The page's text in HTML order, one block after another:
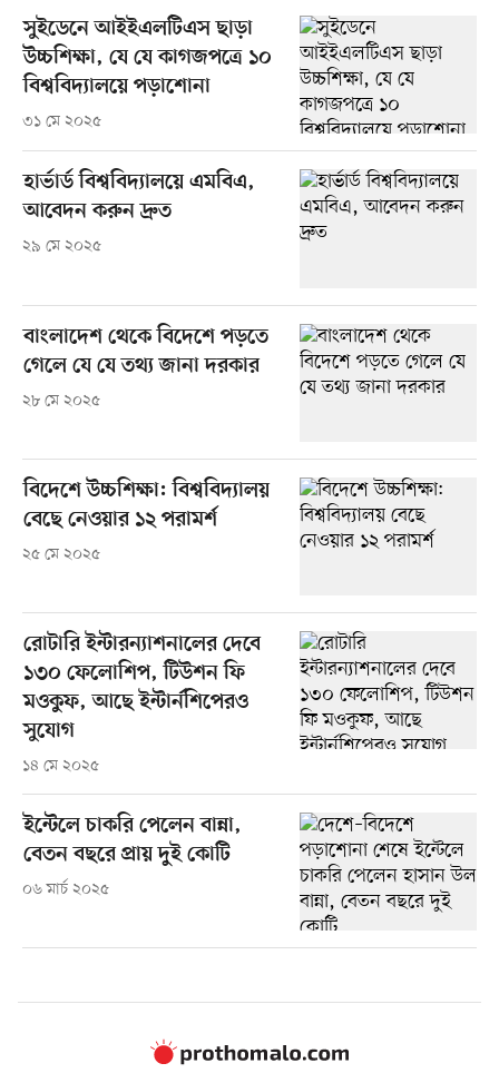
সুইডেনে আইইএলটিএস ছাড়া
উচ্চশিক্ষা, যে যে কাগজপত্রে ১০
বিশ্ববিদ্যালয়ে পড়াশোনা
৩১ মে ২০২৫
হার্ভার্ড বিশ্ববিদ্যালয়ে এমবিএ,
আবেদন করুন দ্রুত
২৯ মে ২০২৫
বাংলাদেশ থেকে বিদেশে পড়তে
গেলে যে যে তথ্য জানা দরকার
২৮ মে ২০২৫
বিদেশে উচ্চশিক্ষা: বিশ্ববিদ্যালয়
বেছে নেওয়ার ১২ পরামর্শ
২৫ মে ২০২৫
রোটারি ইন্টারন্যাশনালের দেবে
১৩০ ফেলোশিপ, টিউশন ফি
মওকুফ, আছে ইন্টার্নশিপেরও
সুযোগ
১৪ মে ২০২৫
ইন্টেলে চাকরি পেলেন বান্না,
বেতন বছরে প্রায় দুই কোটি
০৬ মার্চ ২০২৫